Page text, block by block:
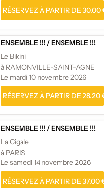
RÉSERVEZ À PARTIR DE 30.00 €
ENSEMBLE !!! /ENSEMBLE !!!
Le Bikini
à RAMONVILLE-SAINT-AGNE
Le mardi 10 novembre 2026
RÉSERVEZ À PARTIR DE 28.20 €
ENSEMBLE !!! /ENSEMBLE !!!
La Cigale
à PARIS
Le samedi 14 novembre 2026
RÉSERVEZ À PARTIR DE 37.00 €